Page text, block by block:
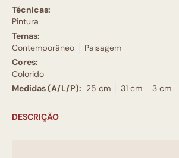
Técnicas:
Pintura
Temas:
Contemporâneo
Paisagem
Cores:
Colorido
Medidas (A/L/P): 25 cm 31 cm 3 cm
DESCRIÇÃO